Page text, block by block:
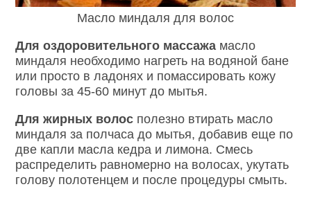
Масло миндаля для волос
Для оздоровительного массажа масло
миндаля необходимо нагреть на водяной бане
или просто в ладонях и помассировать кожу
головы за 45-60 минут до мытья.
Для жирных волос полезно втирать масло
миндаля за полчаса до мытья, добавив еще по
две капли масла кедра и лимона. Смесь
распределить равномерно на волосах, укутать
голову полотенцем и после процедуры смыть.